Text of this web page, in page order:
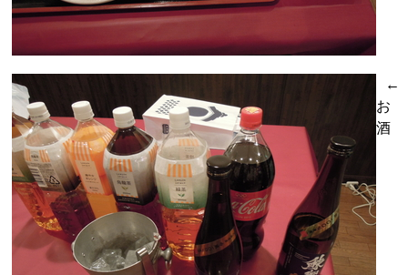
←
お
酒